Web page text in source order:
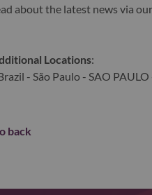
about the latest news via our
Locations:
- São Paulo - SAO PAULO
back